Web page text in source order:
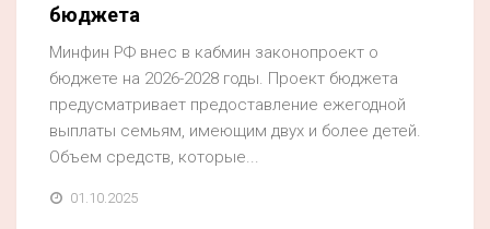
бюджета
Минфин РФ внес в кабмин законопроект о
бюджете на 2026-2028 годы. Проект бюджета
предусматривает предоставление ежегодной
выплаты семьям, имеющим двух и более детей.
Объем средств, которые...
01.10.2025